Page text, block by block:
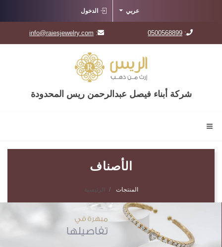
عربي الدخول
:
0500568899
:
info@raiesjewelry.com
شركة أبناء فيصل عبدالرحمن ريس المحدودة
الأصناف
الرئيسية المنتجات